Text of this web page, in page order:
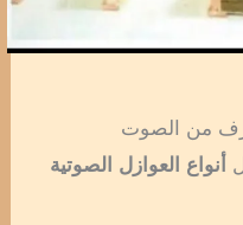
من الصوت
أنواع العوازل الصوتية